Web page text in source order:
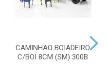
CAMINHAO BOIADEIRO
C/BOI 8CM (SM) 300B